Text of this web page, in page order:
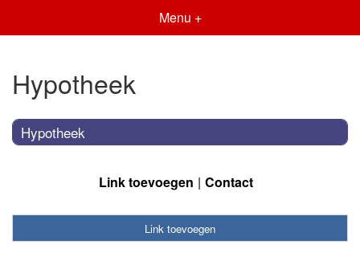
Menu +
Hypotheek
Hypotheek
Link toevoegen Contact
Link toevoegen